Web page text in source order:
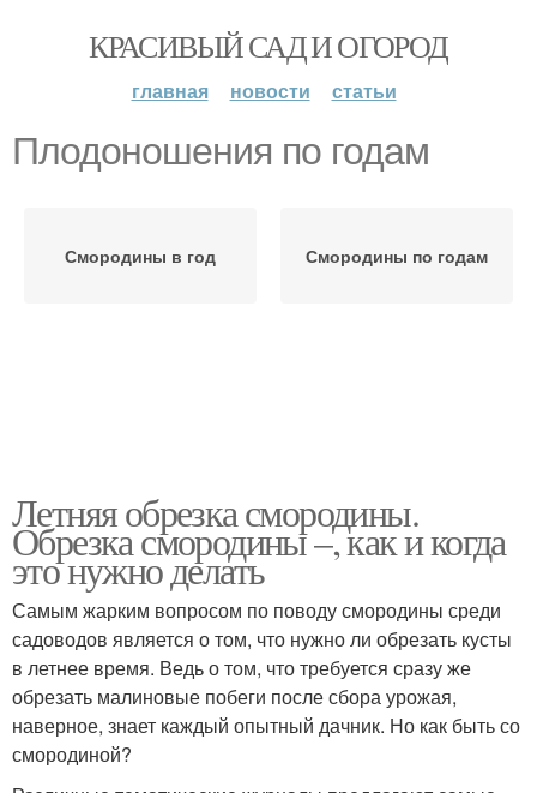
КРАСИВЫЙ САД И ОГОРОД
главная новости статьи
Плодоношения по годам
Смородины в год Смородины по годам
Летняя обрезка смородины.
Обрезка смородины –, как и когда
это нужно делать
Самым жарким вопросом по поводу смородины среди
садоводов является о том, что нужно ли обрезать кусты
в летнее время. Ведь о том, что требуется сразу же
обрезать малиновые побеги после сбора урожая,
наверное, знает каждый опытный дачник. Но как быть со
смородиной?